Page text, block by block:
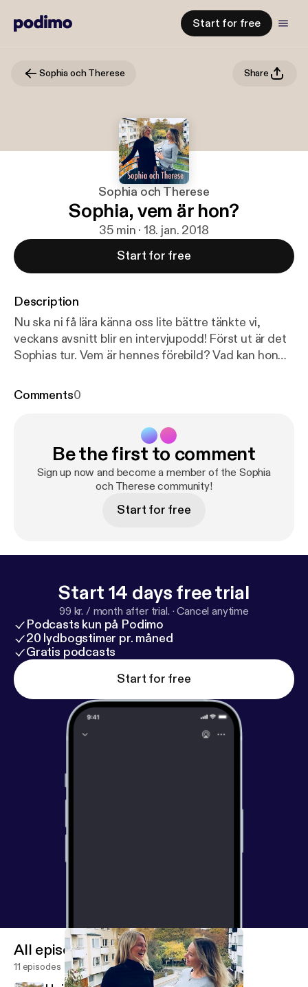
Start for free
Sophia och Therese Share
Sophia och Therese
Sophia, vem är hon?
35 min · 18. jan. 2018
Start for free
Description
Nu ska ni få lära känna oss lite bättre tänkte vi,
veckans avsnitt blir en intervjupodd! Först ut är det
Sophias tur. Vem är hennes förebild? Vad kan hon
acast.com/privacy [
Comments0
Be the first to comment
Sign up now and become a member of the Sophia
och Therese community!
Start for free
Start 14 days free trial
99 kr. / month after trial. ·Cancel anytime
Podcasts kun på Podimo
20 lydbogstimer pr. måned
Gratis podcasts
Start for free
All episodes
11 episodes